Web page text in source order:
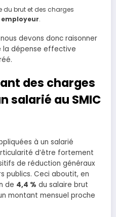
du brut et des charges
.
devons donc raisonner
la dépense effective
des charges
salarié au SMIC
à un salarié
d’être fortement
de réduction généraux
publics. Ceci aboutit, en
de 4,4 % du salaire brut
montant mensuel proche